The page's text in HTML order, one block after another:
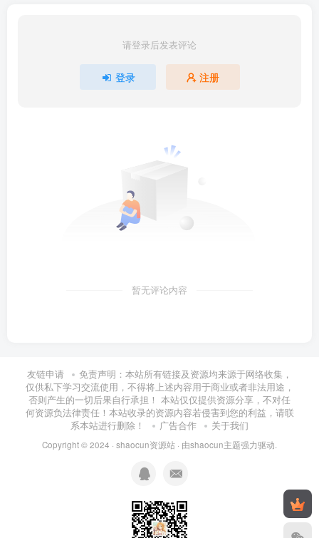
请登录后发表评论
登录 注册
暂无评论内容
友链申请
免责声明：本站所有链接及资源均来源于网络收集，
仅供私下学习交流使用，不得将上述内容用于商业或者非法用途，
否则产生的一切后果自行承担！ 本站仅仅提供资源分享，不对任
何资源负法律责任！本站收录的资源内容若侵害到您的利益，请联
系本站进行删除！
广告合作 关于我们
Copyright © 2024 · shaocun资源站 · 由shaocun主题强力驱动.